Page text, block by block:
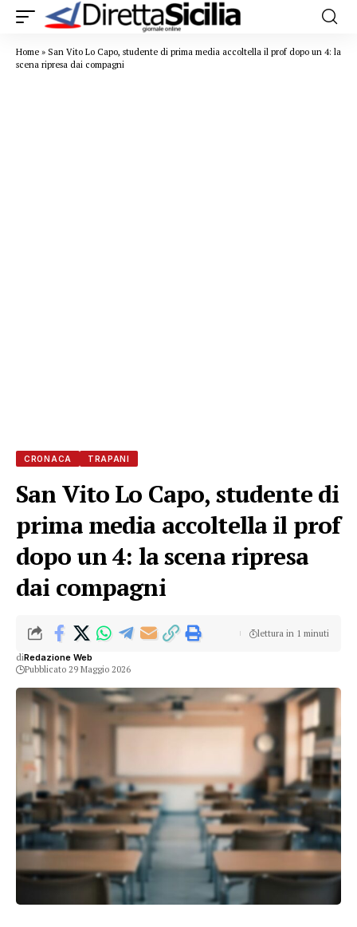
Home » San Vito Lo Capo, studente di prima media accoltella il prof dopo un 4: la
scena ripresa dai compagni
CRONACA TRAPANI
San Vito Lo Capo, studente di
prima media accoltella il prof
dopo un 4: la scena ripresa
dai compagni
diRedazione Web
Pubblicato 29 Maggio 2026
lettura in 1 minuti